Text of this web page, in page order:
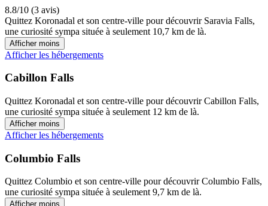
8.8/10 (3 avis)
Quittez Koronadal et son centre-ville pour découvrir Saravia Falls,
une curiosité sympa située à seulement 10,7 km de là.
Afficher moins
Afficher les hébergements
Cabillon Falls
Quittez Koronadal et son centre-ville pour découvrir Cabillon Falls,
une curiosité sympa située à seulement 12 km de là.
Afficher moins
Afficher les hébergements
Columbio Falls
Quittez Columbio et son centre-ville pour découvrir Columbio Falls,
une curiosité sympa située à seulement 9,7 km de là.
Afficher moins